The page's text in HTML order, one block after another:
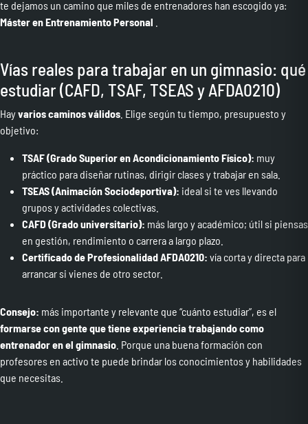
te dejamos un camino que miles de entrenadores han escogido ya:
Máster en Entrenamiento Personal
Vías reales para trabajar en un gimnasio: qué
estudiar (CAFD, TSAF, TSEAS y AFDA0210)
Hayvarios caminos válidos . Elige según tu tiempo, presupuesto y
objetivo:
TSAF (Grado Superior en Acondicionamiento Físico): muy
práctico para diseñar rutinas, dirigir clases y trabajar en sala.
TSEAS (Animación Sociodeportiva): ideal si te ves llevando
grupos y actividades colectivas.
CAFD (Grado universitario): más largo y académico; útil si piensas
en gestión, rendimiento o carrera a largo plazo.
Certificado de Profesionalidad AFDA0210: vía corta y directa para
arrancar si vienes de otro sector.
Consejo: más importante y relevante que “cuánto estudiar”, es el
formarse con gente que tiene experiencia trabajando como
entrenador en el gimnasio . Porque una buena formación con
profesores en activo te puede brindar los conocimientos y habilidades
que necesitas.